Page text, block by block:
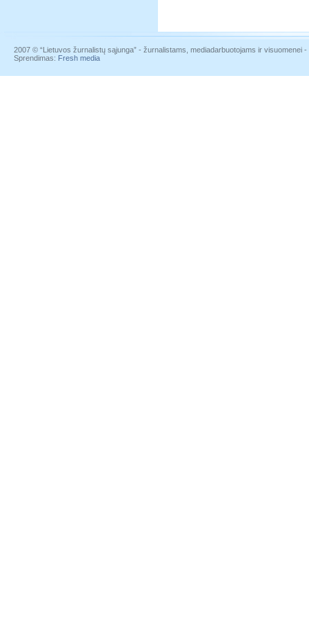
2007 © “Lietuvos žurnalistų sąjunga” - žurnalistams, mediadarbuotojams ir visuomenei
Sprendimas: Fresh media